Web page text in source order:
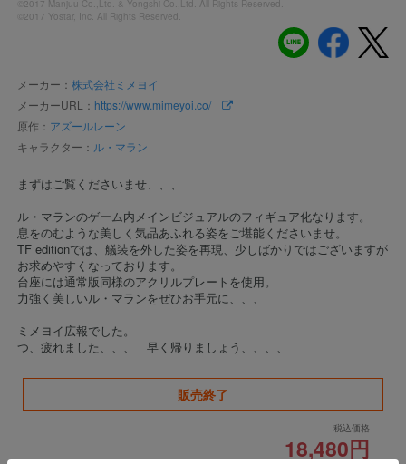
©2017 Manjuu Co.,Ltd. & Yongshi Co.,Ltd. All Rights Reserved.
©2017 Yostar, Inc. All Rights Reserved.
メーカー： 株式会社ミメヨイ
メーカーURL： https://www.mimeyoi.co/
原作： アズールレーン
キャラクター： ル・マラン
まずはご覧くださいませ、、、
ル・マランのゲーム内メインビジュアルのフィギュア化なります。
息をのむような美しく気品あふれる姿をご堪能くださいませ。
TF editionでは、艤装を外した姿を再現、少しばかりではございますが
お求めやすくなっております。
台座には通常版同様のアクリルプレートを使用。
力強く美しいル・マランをぜひお手元に、、、
ミメヨイ広報でした。
つ、疲れました、、、 早く帰りましょう、、、、
販売終了
税込価格
18,480円